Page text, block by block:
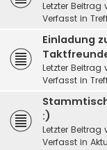
Letzter Beitrag
Verfasst in
Einladung
Letzter Beitrag
Verfasst in
:)
Letzter Beitrag
Verfasst in